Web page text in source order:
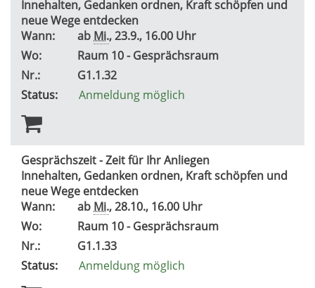
Innehalten, Gedanken ordnen, Kraft schöpfen und
neue Wege entdecken
Wann:
ab Mi., 23.9., 16.00 Uhr
Wo:
Raum 10 - Gesprächsraum
Nr.:
G1.1.32
Status:
Anmeldung möglich
Gesprächszeit - Zeit für Ihr Anliegen
Innehalten, Gedanken ordnen, Kraft schöpfen und
neue Wege entdecken
Wann:
ab Mi., 28.10., 16.00 Uhr
Wo:
Raum 10 - Gesprächsraum
Nr.:
G1.1.33
Status:
Anmeldung möglich